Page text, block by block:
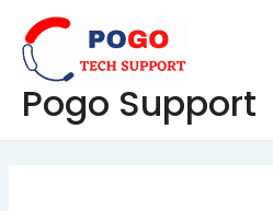
content
Pogo Support